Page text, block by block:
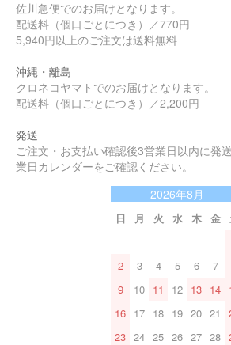
佐川急便でのお届けとなります。
配送料（個口ごとにつき）／770円
5,940円以上のご注文は送料無料
沖縄・離島
クロネコヤマトでのお届けとなります。
配送料（個口ごとにつき）／2,200円
発送
ご注文・お支払い確認後3営業日以内に発
業日カレンダーをご確認ください。
2026年8月
日 月 火 水 木 金
2
3 4 5 6 7
9
10 11 12 13 14
16 17 18 19 20 21
23 24 25 26 27 28